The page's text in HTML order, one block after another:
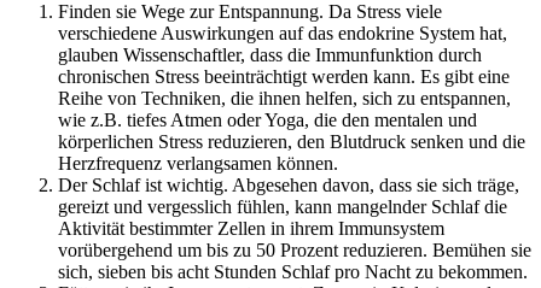
Finden sie Wege zur Entspannung. Da Stress viele
verschiedene Auswirkungen auf das endokrine System hat,
glauben Wissenschaftler, dass die Immunfunktion durch
chronischen Stress beeinträchtigt werden kann. Es gibt eine
Reihe von Techniken, die ihnen helfen, sich zu entspannen,
wie z.B. tiefes Atmen oder Yoga, die den mentalen und
körperlichen Stress reduzieren, den Blutdruck senken und die
Herzfrequenz verlangsamen können.
Der Schlaf ist wichtig. Abgesehen davon, dass sie sich träge,
gereizt und vergesslich fühlen, kann mangelnder Schlaf die
Aktivität bestimmter Zellen in ihrem Immunsystem
vorübergehend um bis zu 50 Prozent reduzieren. Bemühen sie
sich, sieben bis acht Stunden Schlaf pro Nacht zu bekommen.